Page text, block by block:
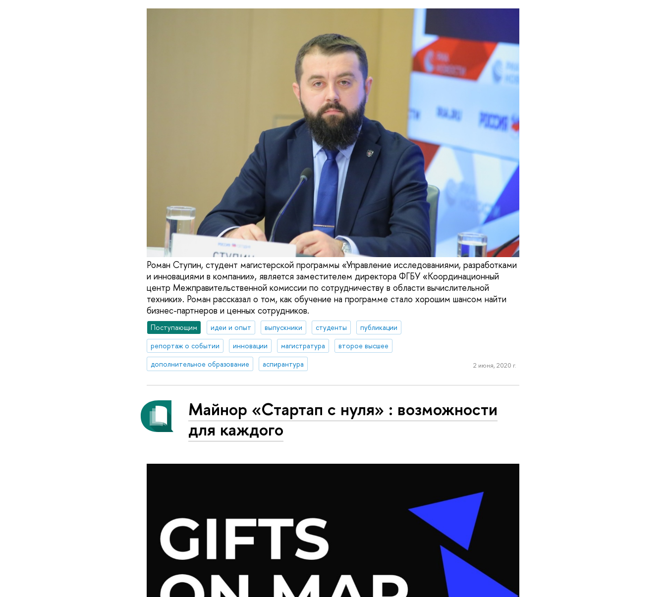
Роман Ступин, студент магистерской программы «Управление исследованиями, разработками
и инновациями в компании», является заместителем директора ФГБУ «Координационный
центр Межправительственной комиссии по сотрудничеству в области вычислительной
техники». Роман рассказал о том, как обучение на программе стало хорошим шансом найти
бизнес-партнеров и ценных сотрудников.
Поступающим идеи и опыт выпускники студенты
публикации
репортаж о событии
инновации магистратура
второе высшее
дополнительное образование
аспирантура 2 июня, 2020 г.
Майнор «Стартап с нуля» : возможности
для каждого